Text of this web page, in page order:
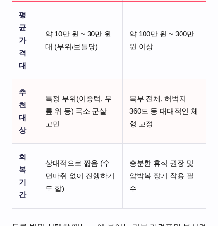
평
균
가
격
대
약 10만 원 ~ 30만 원
대 (부위/보틀당)
약 100만 원 ~ 300만
원 이상
추
천
대
상
특정 부위(이중턱, 무
릎 위 등) 국소 군살
고민
복부 전체, 허벅지
360도 등 대대적인 체
형 교정
회
복
기
간
상대적으로 짧음 (수
면마취 없이 진행하기
도 함)
충분한 휴식 권장 및
압박복 장기 착용 필
수